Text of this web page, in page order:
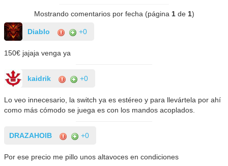
Mostrando comentarios por fecha (página 1de 1)
Diablo +0
150€ jajaja venga ya
kaidrik +0
Lo veo innecesario, la switch ya es estéreo y para llevártela por ahí
como más cómodo se juega es con los mandos acoplados.
DRAZAHOIB +0
Por ese precio me pillo unos altavoces en condiciones